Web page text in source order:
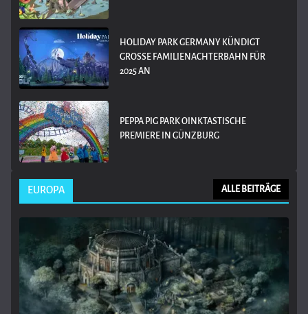
HOLIDAY PARK GERMANY KÜNDIGT
GROSSE FAMILIENACHTERBAHN FÜR 2
025 AN
PEPPA PIG PARK OINKTASTISCHE
PREMIERE IN GÜNZBURG
EUROPA ALLE BEITRÄGE